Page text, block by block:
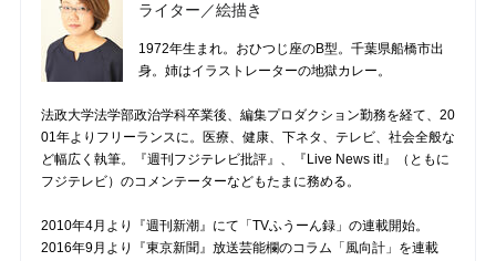
ライター／絵描き
1972年生まれ。おひつじ座のB型。千葉県船橋市出
身。姉はイラストレーターの地獄カレー。
法政大学法学部政治学科卒業後、編集プロダクション勤務を経て、20
01年よりフリーランスに。医療、健康、下ネタ、テレビ、社会全般な
ど幅広く執筆。『週刊フジテレビ批評』、『Live News it!』（ともに
フジテレビ）のコメンテーターなどもたまに務める。
2010年4月より『週刊新潮』にて「TVふうーん録」の連載開始。
2016年9月より『東京新聞』放送芸能欄のコラム「風向計」を連載